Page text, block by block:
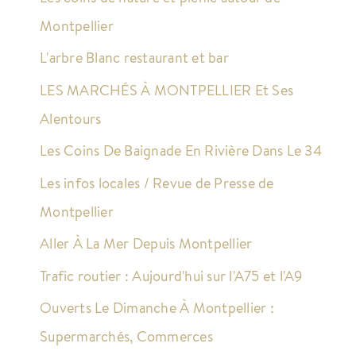
Montpellier
L'arbre Blanc restaurant et bar
LES MARCHÉS À MONTPELLIER Et Ses
Alentours
Les Coins De Baignade En Rivière Dans Le 34
Les infos locales / Revue de Presse de
Montpellier
Aller À La Mer Depuis Montpellier
Trafic routier : Aujourd'hui sur l'A75 et l'A9
Ouverts Le Dimanche À Montpellier :
Supermarchés, Commerces